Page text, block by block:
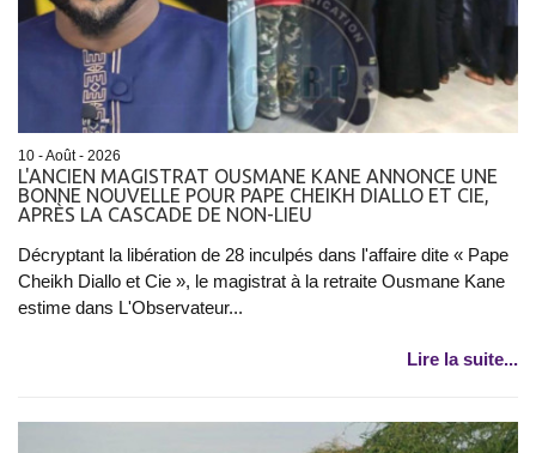
10 - Août - 2026
L'ANCIEN MAGISTRAT OUSMANE KANE ANNONCE UNE
BONNE NOUVELLE POUR PAPE CHEIKH DIALLO ET CIE,
APRÈS LA CASCADE DE NON-LIEU
Décryptant la libération de 28 inculpés dans l'affaire dite « Pape
Cheikh Diallo et Cie », le magistrat à la retraite Ousmane Kane
estime dans L'Observateur...
Lire la suite...